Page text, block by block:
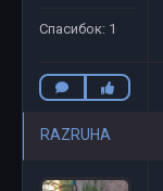
Спасибок: 1
RAZRUHA